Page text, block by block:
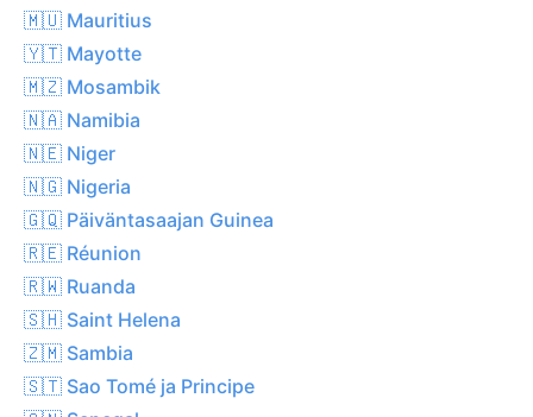
🇲🇺 Mauritius
🇾🇹 Mayotte
🇲🇿 Mosambik
🇳🇦 Namibia
🇳🇪 Niger
🇳🇬 Nigeria
🇬🇶 Päiväntasaajan Guinea
🇷🇪 Réunion
🇷🇼 Ruanda
🇸🇭 Saint Helena
🇿🇲 Sambia
🇸🇹 Sao Tomé ja Principe